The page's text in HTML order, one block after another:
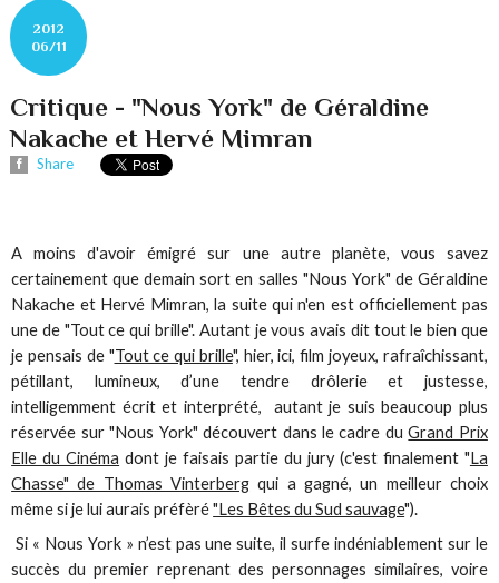
2012
06/11
Critique - "Nous York" de Géraldine
Nakache et Hervé Mimran
Share
A moins d'avoir émigré sur une autre planète, vous savez
certainement que demain sort en salles "Nous York" de Géraldine
Nakache et Hervé Mimran, la suite qui n'en est officiellement pas
une de "Tout ce qui brille". Autant je vous avais dit tout le bien que
je pensais de "Tout ce qui brille", hier, ici, film joyeux, rafraîchissant,
pétillant, lumineux, d’une tendre drôlerie et justesse,
intelligemment écrit et interprété, autant je suis beaucoup plus
réservée sur "Nous York" découvert dans le cadre duGrand Prix
Elle du Cinéma dont je faisais partie du jury (c'est finalement "La
Chasse" de Thomas Vinterberg qui a gagné, un meilleur choix
même si je lui aurais préfèré"Les Bêtes du Sud sauvage").
Si « Nous York » n’est pas une suite, il surfe indéniablement sur le
succès du premier reprenant des personnages similaires, voire